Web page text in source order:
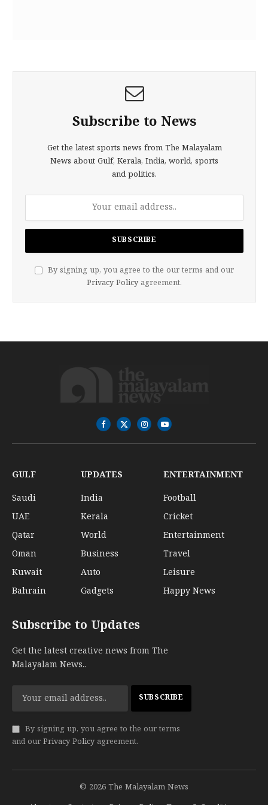
Subscribe to News
Get the latest sports news from The Malayalam
News about Gulf, Kerala, India, world, sports
and politics.
By signing up, you agree to the our terms and our
Privacy Policy agreement.
Facebook
X
(Twitter)
InstagramYouTube
GULF
Saudi
UAE
Qatar
Oman
Kuwait
Bahrain
UPDATES
India
Kerala
World
Business
Auto
Gadgets
ENTERTAINMENT
Football
Cricket
Entertainment
Travel
Leisure
Happy News
Subscribe to Updates
Get the latest creative news from The
Malayalam News..
By signing up, you agree to the our terms
and our Privacy Policy agreement.
© 2026 The Malayalam News